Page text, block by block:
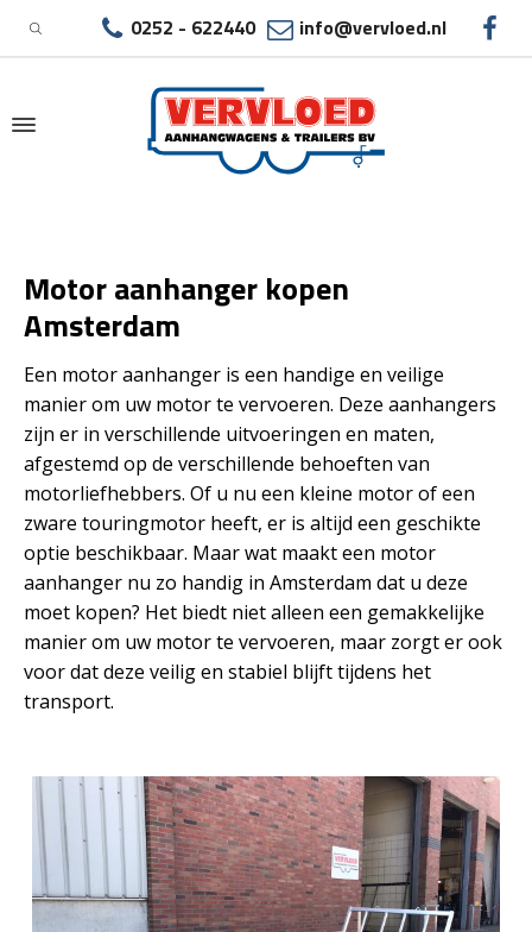
0252 - 622440 info@vervloed.nl
MOTOR AANHANGER KOPEN AMSTERDAM
Motor aanhanger kopen
Amsterdam
Een motor aanhanger is een handige en veilige
manier om uw motor te vervoeren. Deze aanhangers
zijn er in verschillende uitvoeringen en maten,
afgestemd op de verschillende behoeften van
motorliefhebbers. Of u nu een kleine motor of een
zware touringmotor heeft, er is altijd een geschikte
optie beschikbaar. Maar wat maakt een motor
aanhanger nu zo handig in Amsterdam dat u deze
moet kopen? Het biedt niet alleen een gemakkelijke
manier om uw motor te vervoeren, maar zorgt er ook
voor dat deze veilig en stabiel blijft tijdens het
transport.